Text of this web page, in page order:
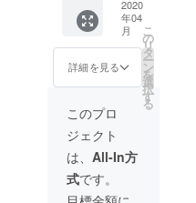
ン品は
同梱に
て発送
ます ※
お届け
は2020
年4月1
日です
が、発
送準備
完了次
力して
くださ
い （ハ
ネーム
等の場
便局よ
り返送
されて
しま
届けが
込） ※
画像は
リター
ン品の
一例で
のご住
番地以
下まで
忘れず
に入力
してく
種類や
形、大
きさ、
色はお
まかせ
早割特
別価
格
10,000
円
（税・
送料
LPu200
2-F-1）
小さな
宝石た
ちの中
から、
「薄め
の紫色
系」の
宝石を
選別し
まし
た。 で
きるだ
2020
年04
月
詳細を見る
こ
の
リ
タ
ー
ン
を
選
択
す
る
このプロ
ジェクト
は、 All-In方
式です。